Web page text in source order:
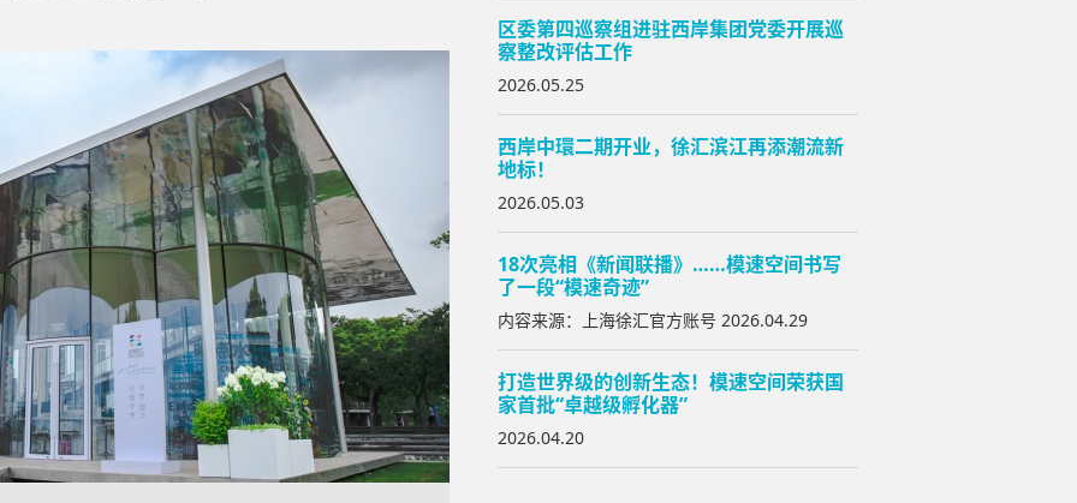
区委第四巡察组进驻西岸集团党委开展巡
察整改评估工作
2026.05.25
西岸中環二期开业，徐汇滨江再添潮流新
地标！
2026.05.03
18次亮相《新闻联播》……模速空间书写
了一段“模速奇迹”
内容来源：上海徐汇官方账号 2026.04.29
打造世界级的创新生态！模速空间荣获国
家首批“卓越级孵化器”
2026.04.20